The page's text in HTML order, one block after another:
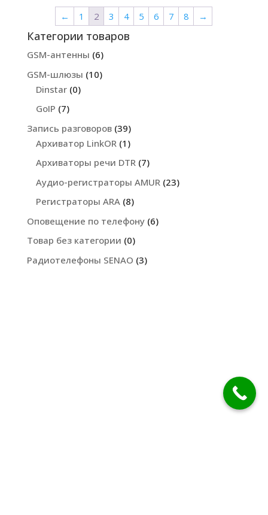
–
1251.00 грн.
← 1 2 3 4 5 6 7 8 →
Категории товаров
GSM-антенны (6)
GSM-шлюзы (10)
Dinstar (0)
GoIP (7)
Запись разговоров (39)
Архиватор LinkOR (1)
Архиваторы речи DTR (7)
Аудио-регистраторы AMUR (23)
Регистраторы ARA (8)
Оповещение по телефону (6)
Товар без категории (0)
Радиотелефоны SENAO (3)